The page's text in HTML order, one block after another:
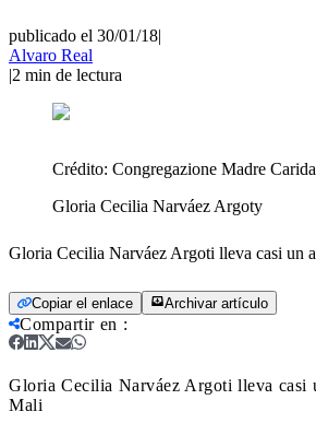
publicado el 30/01/18|
Alvaro Real
|2 min de lectura
Crédito: Congregazione Madre
Gloria Cecilia Narváez Argoty
Gloria Cecilia Narváez Argoti lleva casi un
Copiar el enlace Archivar artículo
Compartir en :
Gloria Cecilia Narváez Argoti lleva casi
Mali